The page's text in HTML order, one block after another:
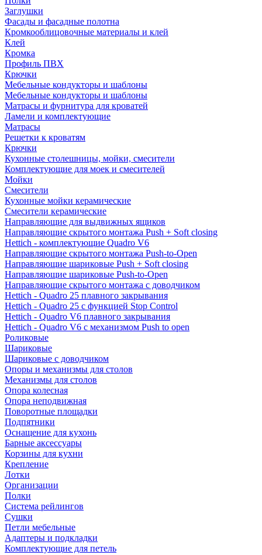
Заглушки
Фасады и фасадные полотна
Кромкооблицовочные материалы и клей
Клей
Кромка
Профиль ПВХ
Крючки
Мебельные кондукторы и шаблоны
Мебельные кондукторы и шаблоны
Матрасы и фурнитура для кроватей
Ламели и комплектующие
Матрасы
Решетки к кроватям
Крючки
Кухонные столешницы, мойки, смесители
Комплектующие для моек и смесителей
Мойки
Смесители
Кухонные мойки керамические
Смесители керамические
Направляющие для выдвижных ящиков
Направляющие скрытого монтажа Push + Soft closing
Hettich - комплектующие Quadro V6
Направляющие скрытого монтажа Push-to-Open
Направляющие шариковые Push + Soft closing
Направляющие шариковые Push-to-Open
Направляющие скрытого монтажа с доводчиком
Hettich - Quadro 25 плавного закрывания
Hettich - Quadro 25 с функцией Stop Control
Hettich - Quadro V6 плавного закрывания
Hettich - Quadro V6 с механизмом Push to open
Роликовые
Шариковые
Шариковые с доводчиком
Опоры и механизмы для столов
Механизмы для столов
Опора колесная
Опора неподвижная
Поворотные площадки
Подпятники
Оснащение для кухонь
Барные аксессуары
Корзины для кухни
Крепление
Лотки
Организации
Полки
Система рейлингов
Сушки
Петли мебельные
Адаптеры и подкладки
Комплектующие для петель